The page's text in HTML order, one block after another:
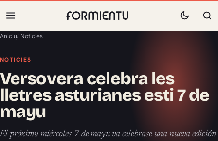
Aniciu/ Noticies
NOTICIES
Versovera celebra les
lletres asturianes esti 7 de
mayu
El próximu miércoles 7 de mayu va celebrase una nueva edición